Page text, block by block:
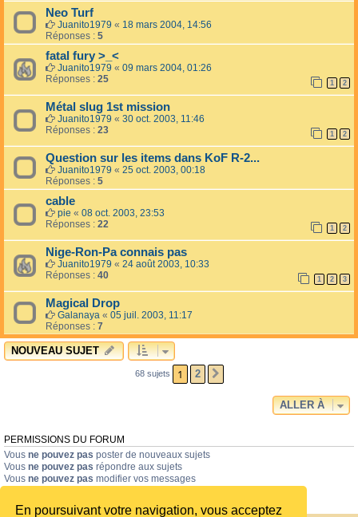
En poursuivant votre navigation, vous acceptez
Neo Turf
Juanito1979 « 18 mars 2004, 14:56
Réponses : 5
fatal fury >_<
Juanito1979 « 09 mars 2004, 01:26
Réponses : 25 1 2
Métal slug 1st mission
Juanito1979 « 30 oct. 2003, 11:46
Réponses : 23 1 2
Question sur les items dans KoF R-2...
Juanito1979 « 25 oct. 2003, 00:18
Réponses : 5
cable
pie « 08 oct. 2003, 23:53
Réponses : 22 1 2
Nige-Ron-Pa connais pas
Juanito1979 « 24 août 2003, 10:33
Réponses : 40 1 2 3
Magical Drop
Galanaya « 05 juil. 2003, 11:17
Réponses : 7
NOUVEAU SUJET
68 sujets 1 2
ALLER À
PERMISSIONS DU FORUM
Vous ne pouvez pas poster de nouveaux sujets
Vous ne pouvez pas répondre aux sujets
Vous ne pouvez pas modifier vos messages
Vous
ne pouvez pas joindre des fichiers